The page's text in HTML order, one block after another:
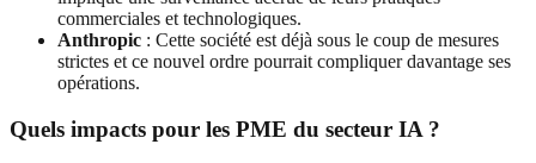
commerciales et technologiques.
Anthropic : Cette société est déjà sous le coup de mesures
strictes et ce nouvel ordre pourrait compliquer davantage ses
opérations.
Quels impacts pour les PME du secteur IA ?